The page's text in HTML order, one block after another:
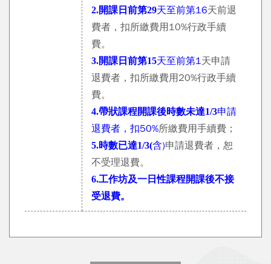
2.開課日前第29天至前第16天前退
費者，扣所繳費用10%行政手續
費。
3.開課日前第15天至前第1天申請
退費者，扣所繳費用20%行政手續
費。
4.帶狀課程開課後時數未達1/3申請
退費者，扣50%所繳費用手續費；
5.時數已達1/3(含)申請退費者，恕
不受理退費。
6.工作坊及一日性課程開課後不接
受退費。